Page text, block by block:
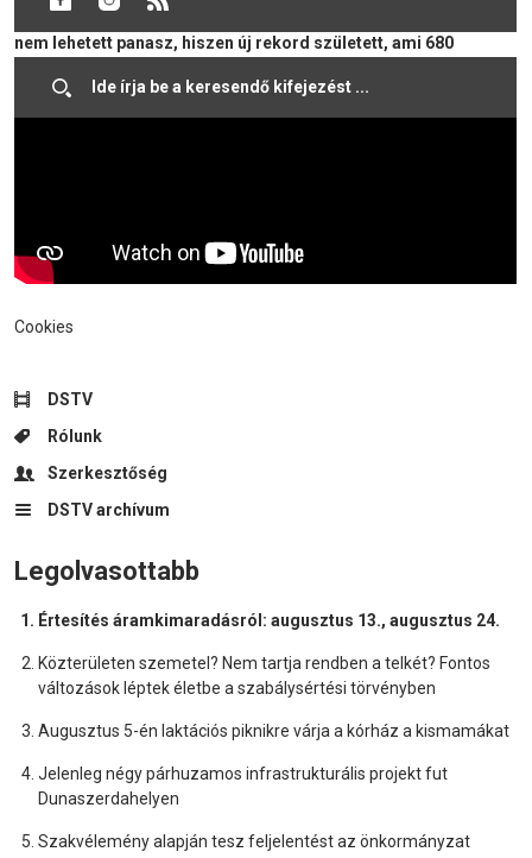
nem lehetett panasz, hiszen új rekord született, ami 680
Cookies
DSTV
Rólunk
Szerkesztőség
DSTV archívum
Legolvasottabb
Értesítés áramkimaradásról: augusztus 13., augusztus 24.
Közterületen szemetel? Nem tartja rendben a telkét? Fontos
változások léptek életbe a szabálysértési törvényben
Augusztus 5-én laktációs piknikre várja a kórház a kismamákat
Jelenleg négy párhuzamos infrastrukturális projekt fut
Dunaszerdahelyen
Szakvélemény alapján tesz feljelentést az önkormányzat